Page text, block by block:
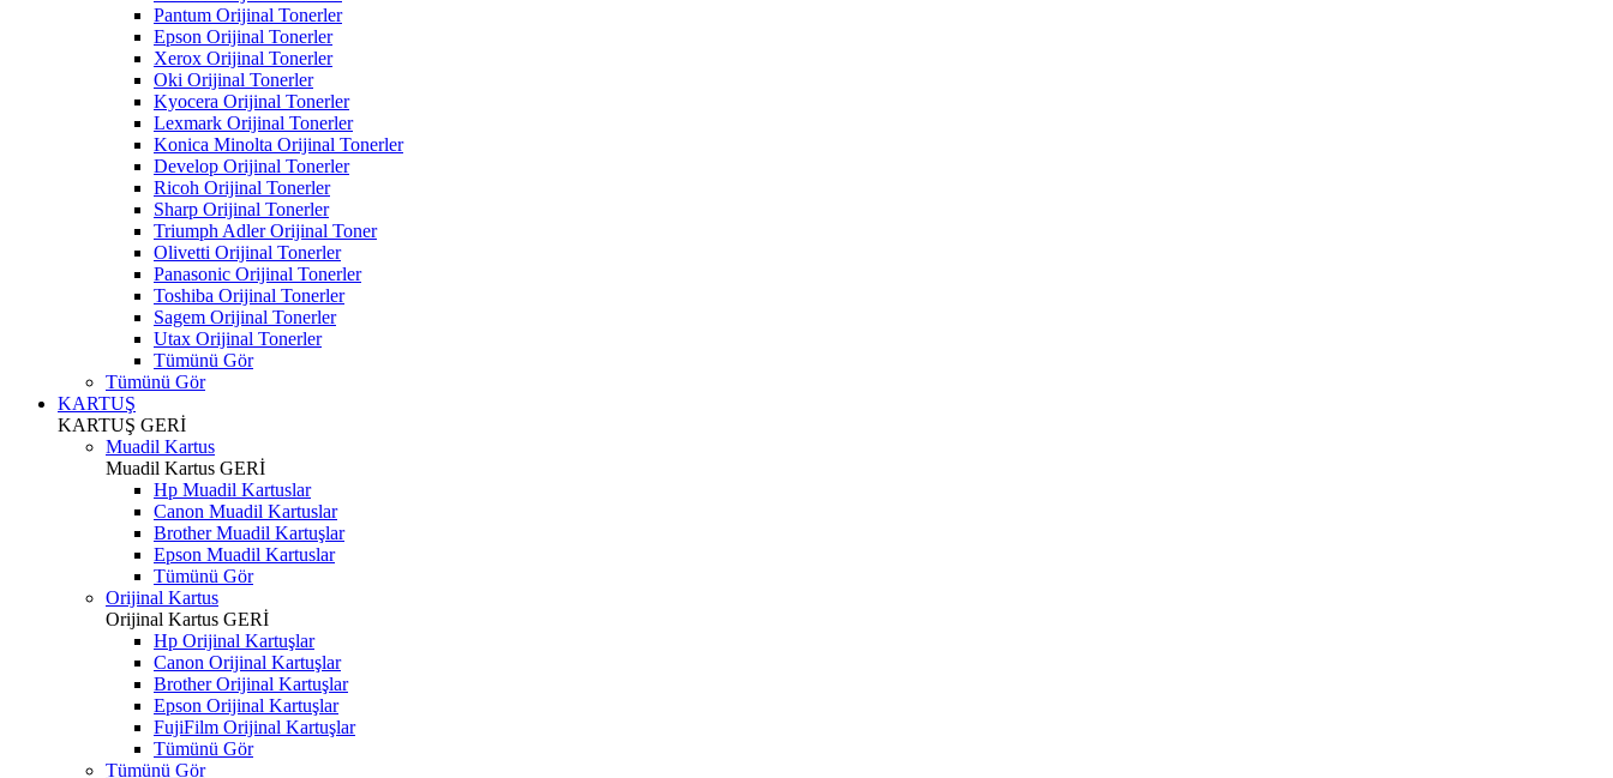
Pantum Orijinal Tonerler
Epson Orijinal Tonerler
Xerox Orijinal Tonerler
Oki Orijinal Tonerler
Kyocera Orijinal Tonerler
Lexmark Orijinal Tonerler
Konica Minolta Orijinal Tonerler
Develop Orijinal Tonerler
Ricoh Orijinal Tonerler
Sharp Orijinal Tonerler
Triumph Adler Orijinal Toner
Olivetti Orijinal Tonerler
Panasonic Orijinal Tonerler
Toshiba Orijinal Tonerler
Sagem Orijinal Tonerler
Utax Orijinal Tonerler
Tümünü Gör
Tümünü Gör
KARTUŞ
KARTUŞ GERİ
Muadil Kartus
Muadil Kartus GERİ
Hp Muadil Kartuslar
Canon Muadil Kartuslar
Brother Muadil Kartuşlar
Epson Muadil Kartuslar
Tümünü Gör
Orijinal Kartus
Orijinal Kartus GERİ
Hp Orijinal Kartuşlar
Canon Orijinal Kartuşlar
Brother Orijinal Kartuşlar
Epson Orijinal Kartuşlar
FujiFilm Orijinal Kartuşlar
Tümünü Gör
Tümünü Gör